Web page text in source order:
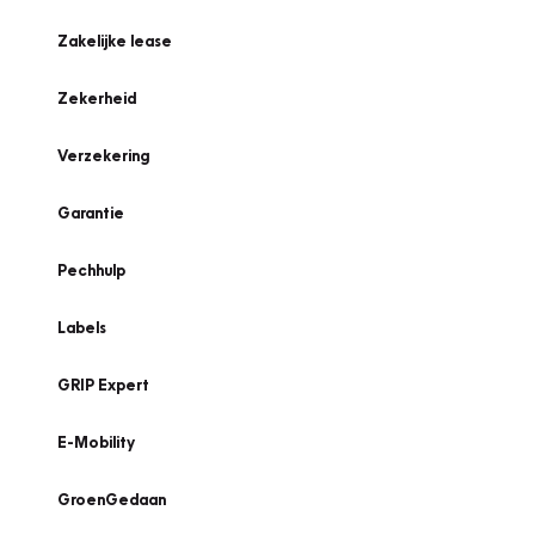
Zakelijke lease
Zekerheid
Verzekering
Garantie
Pechhulp
Labels
GRIP Expert
E-Mobility
GroenGedaan